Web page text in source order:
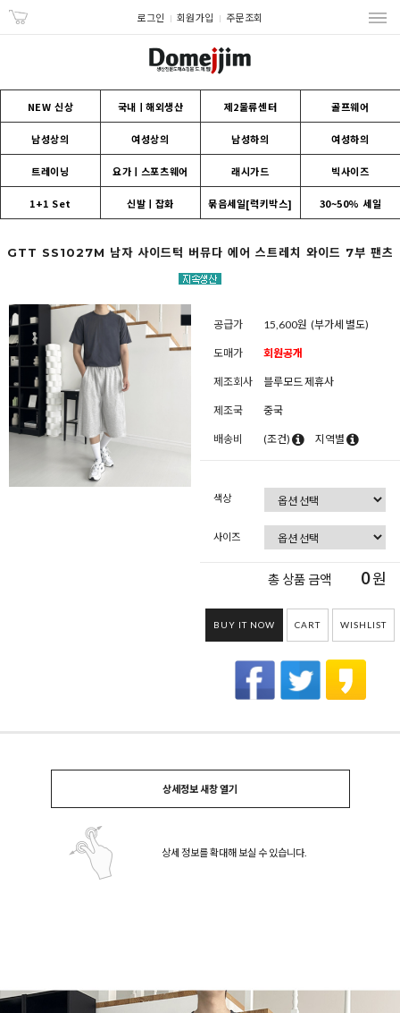
로그인 회원가입 주문조회
NEW 신상 국내ㅣ해외생산 제2물류센터 골프웨어
남성상의 여성상의 남성하의 여성하의
트레이닝 요가ㅣ스포츠웨어 래시가드 빅사이즈
1+1 Set 신발ㅣ잡화 묶음세일[럭키박스] 30~50% 세일
GTT SS1027M 남자 사이드턱 버뮤다 에어 스트레치 와이드 7부 팬츠
공급가 15,600원 (부가세 별도)
도매가 회원공개
제조회사 블루모드 제휴사
제조국 중국
배송비 (조건) 지역별
색상
사이즈
총 상품 금액 0원
BUY IT NOW CART WISHLIST
상세정보 새창 열기
상세 정보를 확대해 보실 수 있습니다.